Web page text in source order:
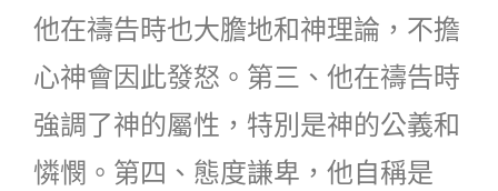
他在禱告時也大膽地和神理論，不擔
心神會因此發怒。第三、他在禱告時
強調了神的屬性，特別是神的公義和
憐憫。第四、態度謙卑，他自稱是